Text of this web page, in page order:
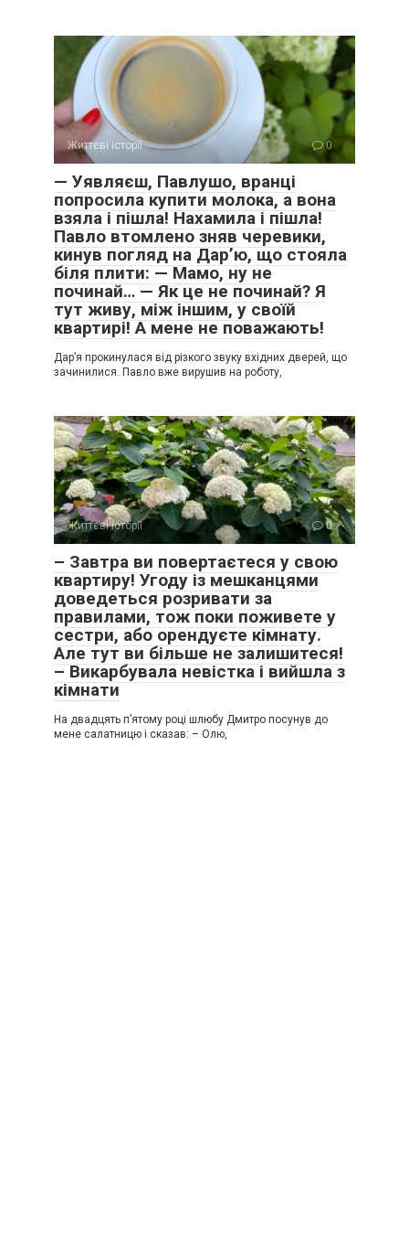
Життєві історії 0
— Уявляєш, Павлушо, вранці
попросила купити молока, а вона
взяла і пішла! Нахамила і пішла!
Павло втомлено зняв черевики,
кинув погляд на Дар’ю, що стояла
біля плити: — Мамо, ну не
починай… — Як це не починай? Я
тут живу, між іншим, у своїй
квартирі! А мене не поважають!
Дар’я прокинулася від різкого звуку вхідних дверей, що
зачинилися. Павло вже вирушив на роботу,
Життєві історії 0
– Завтра ви повертаєтеся у свою
квартиру! Угоду із мешканцями
доведеться розривати за
правилами, тож поки поживете у
сестри, або орендуєте кімнату.
Але тут ви більше не залишитеся!
– Викарбувала невістка і вийшла з
кімнати
На двадцять п’ятому році шлюбу Дмитро посунув до
мене салатницю і сказав: – Олю,